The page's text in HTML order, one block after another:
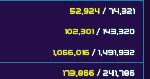
52,924 / 74,321
102,301 / 143,320
1,066,016 / 1,491,932
173,866 / 241,786